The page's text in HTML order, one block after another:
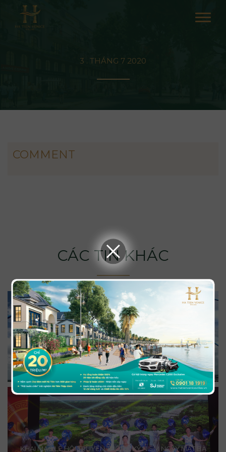
3 . THÁNG 7 2020
COMMENT
CÁC TIN KHÁC
21 DỰ ÁN XÂY DỰNG APEC HƠN 137.000 TỶ ĐỒNG LỌT TOP
10 SỰ KIỆN NỔI BẬT NHẤT AN GIANG 2025
KHAI MẠC LỄ HỘI TRUYỀN THỐNG KỶ NIỆM NGÀY MẤT BÀ